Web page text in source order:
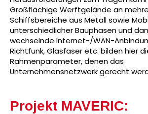
Großflächige Werftgelände an
Schiffsbereiche aus Metall sowie
unterschiedlicher Bauphasen und
wechselnde Internet-/WAN-
Richtfunk, Glasfaser etc. bilden hier
Rahmenparameter, denen das
Unternehmensnetzwerk gerecht
Projekt MAVERIC: